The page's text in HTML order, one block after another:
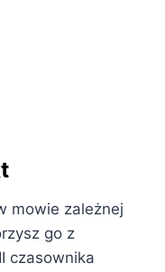
mowie zależnej
go z
czasownika